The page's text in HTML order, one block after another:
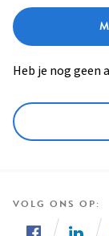
Heb je nog geen
VOLG ONS OP